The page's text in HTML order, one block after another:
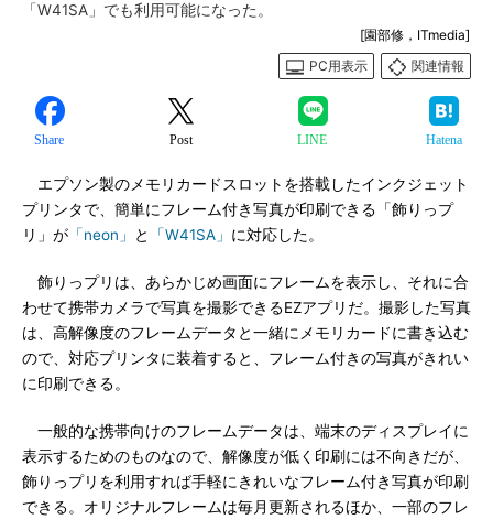
「W41SA」でも利用可能になった。
[園部修，ITmedia]
PC用表示
関連情報
Share Post LINE Hatena
エプソン製のメモリカードスロットを搭載したインクジェット
プリンタで、簡単にフレーム付き写真が印刷できる「飾りっプ
リ」が 「neon」 と 「W41SA」 に対応した。
飾りっプリは、あらかじめ画面にフレームを表示し、それに合
わせて携帯カメラで写真を撮影できるEZアプリだ。撮影した写真
は、高解像度のフレームデータと一緒にメモリカードに書き込む
ので、対応プリンタに装着すると、フレーム付きの写真がきれい
に印刷できる。
一般的な携帯向けのフレームデータは、端末のディスプレイに
表示するためのものなので、解像度が低く印刷には不向きだが、
飾りっプリを利用すれば手軽にきれいなフレーム付き写真が印刷
できる。オリジナルフレームは毎月更新されるほか、一部のフレ